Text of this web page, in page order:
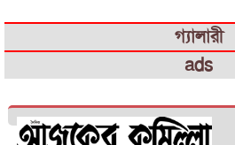
গ্যালারী
ads